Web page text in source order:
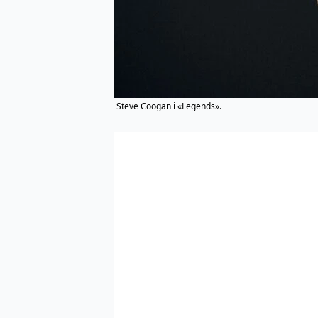
Steve Coogan i «Legends».